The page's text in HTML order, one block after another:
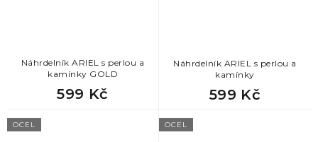
Náhrdelník ARIEL s perlou a
kamínky GOLD
599 Kč
Náhrdelník ARIEL s perlou a
kamínky
599 Kč
OCEL OCEL